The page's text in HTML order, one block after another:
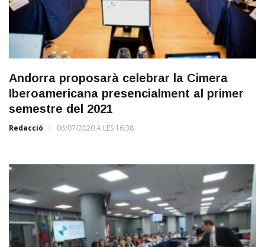
Andorra proposarà celebrar la Cimera
Iberoamericana presencialment al primer
semestre del 2021
Redacció 06/07/2020 A LES 16:38